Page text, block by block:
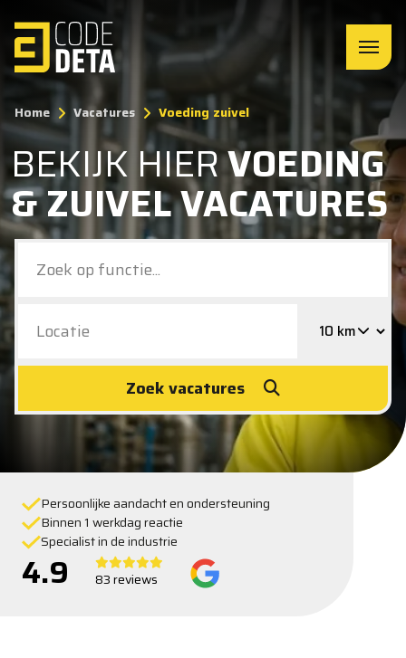
Home Vacatures Voeding zuivel
BEKIJK HIERVOEDING
& ZUIVEL VACATURES
Zoek vacatures
Persoonlijke aandacht en ondersteuning
Binnen 1 werkdag reactie
Specialist in de industrie
4.9 83 reviews